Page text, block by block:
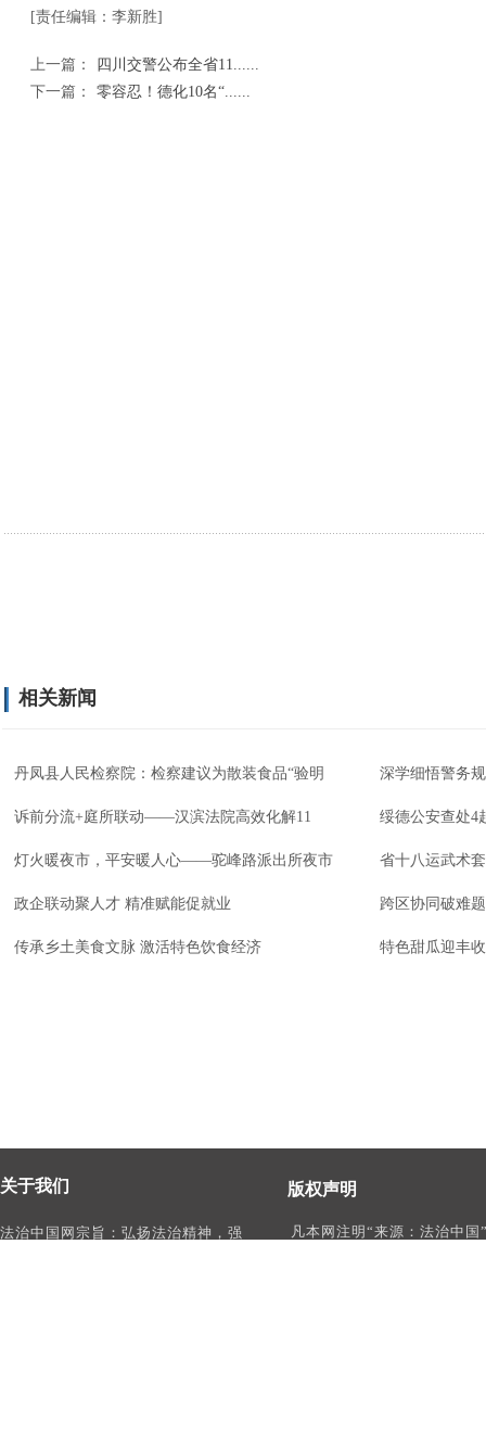
[责任编辑：李新胜]
上一篇：
四川交警公布全省11......
下一篇：
零容忍！德化10名“......
相关新闻
丹凤县人民检察院：检察建议为散装食品“验明 深学细悟警务
诉前分流+庭所联动——汉滨法院高效化解11 绥德公安查处4
灯火暖夜市，平安暖人心——驼峰路派出所夜市 省十八运武术
政企联动聚人才 精准赋能促就业 跨区协同破难
传承乡土美食文脉 激活特色饮食经济 特色甜瓜迎丰
版权声明
凡本网注明“来源：法治中国
关于我们
法治中国网宗旨：弘扬法治精神，强